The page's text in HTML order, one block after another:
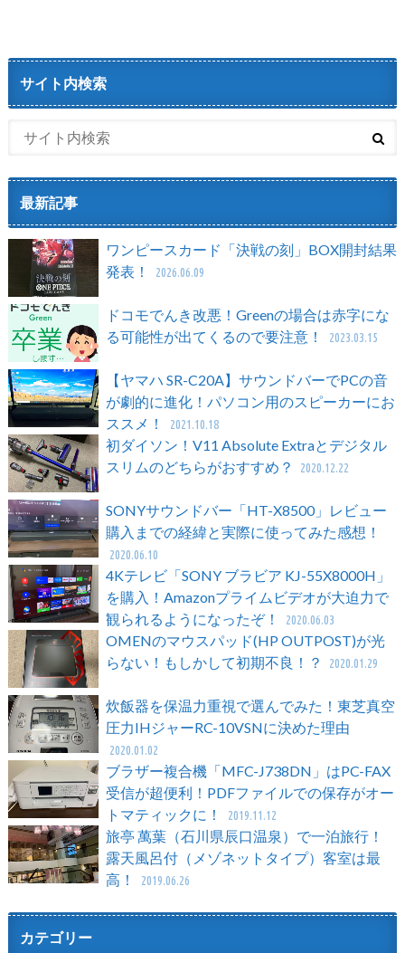
サイト内検索
最新記事
ワンピースカード「決戦の刻」BOX開封結果
発表！
2026.06.09
ドコモでんき改悪！Greenの場合は赤字にな
る可能性が出てくるので要注意！
2023.03.15
【ヤマハ SR-C20A】サウンドバーでPCの音
が劇的に進化！パソコン用のスピーカーにお
ススメ！
2021.10.18
初ダイソン！V11 Absolute Extraとデジタル
スリムのどちらがおすすめ？
2020.12.22
SONYサウンドバー「HT-X8500」レビュー
購入までの経緯と実際に使ってみた感想！
2020.06.10
4Kテレビ「SONY ブラビア KJ-55X8000H」
を購入！Amazonプライムビデオが大迫力で
観られるようになったぞ！
2020.06.03
OMENのマウスパッド(HP OUTPOST)が光
らない！もしかして初期不良！？
2020.01.29
炊飯器を保温力重視で選んでみた！東芝真空
圧力IHジャーRC-10VSNに決めた理由
2020.01.02
ブラザー複合機「MFC-J738DN」はPC-FAX
受信が超便利！PDFファイルでの保存がオー
トマティックに！
2019.11.12
旅亭 萬葉（石川県辰口温泉）で一泊旅行！
露天風呂付（メゾネットタイプ）客室は最
高！
2019.06.26
カテゴリー